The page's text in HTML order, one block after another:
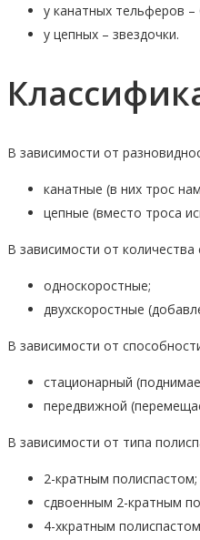
у канатных тельферов –
у цепных – звездочки.
В зависимости от
канатные (в них трос
цепные (вместо троса
В зависимости от количества
односкоростные;
двухскоростные
В зависимости от
стационарный
передвижной
В зависимости от типа
2-кратным полиспастом;
сдвоенным 2-кратным
4-хкратным